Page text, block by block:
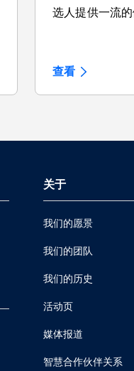
选人提供一流的
查看
关于
我们的愿景
我们的团队
我们的历史
活动页
媒体报道
智慧合作伙伴关系